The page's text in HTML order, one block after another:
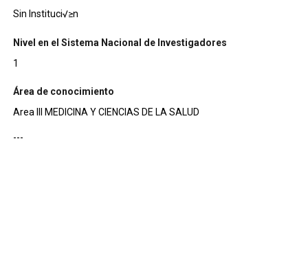
Sin Instituci√≥n
Nivel en el Sistema Nacional de Investigadores
1
Área de conocimiento
Area III MEDICINA Y CIENCIAS DE LA SALUD
---